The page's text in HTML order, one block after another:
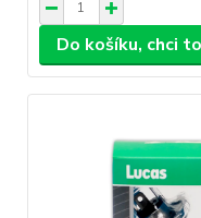
Do košíku, chci